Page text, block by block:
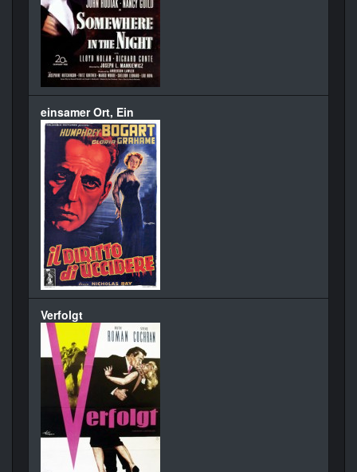
einsamer Ort, Ein
Verfolgt